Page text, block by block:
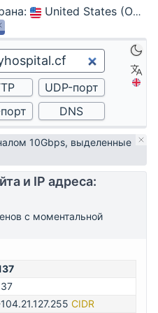
: United States (Ohio, Columbus)
10Gbps, выделенные
и IP адреса:
с моментальной
CIDR